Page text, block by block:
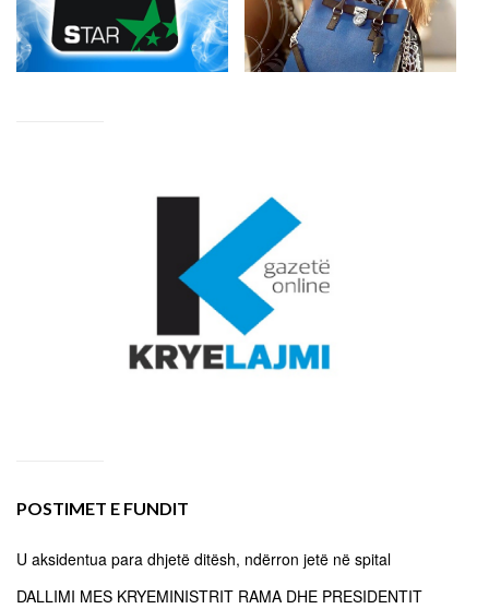
POSTIMET E FUNDIT
U aksidentua para dhjetë ditësh, ndërron jetë në spital
DALLIMI MES KRYEMINISTRIT RAMA DHE PRESIDENTIT